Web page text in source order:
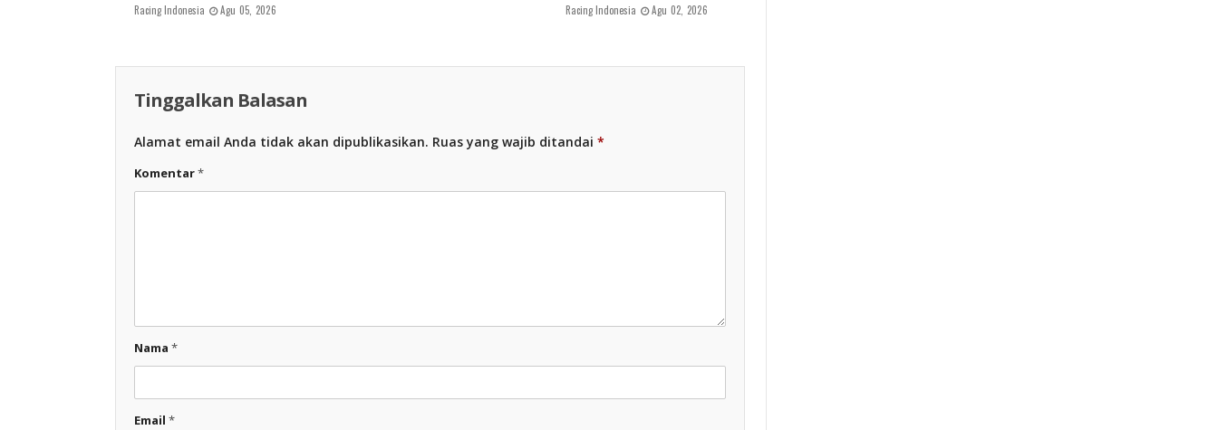
Racing Indonesia Agu 05, 2026 Racing Indonesia Agu 02, 2026
Tinggalkan Balasan
Alamat email Anda tidak akan dipublikasikan. Ruas yang wajib ditandai *
Komentar*
Nama *
Email *